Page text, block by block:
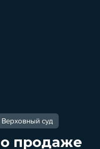
Верховный суд
продаже